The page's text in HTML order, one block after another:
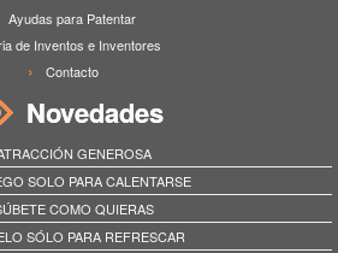
Ayudas para Patentar
de Inventos e Inventores
Contacto
Novedades
GENEROSA
SOLO PARA CALENTARSE
COMO QUIERAS
SÓLO PARA REFRESCAR